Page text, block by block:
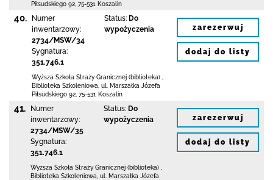
Piłsudskiego 92 75-531 Koszalin
40.
Numer
inwentarzowy:
2734/MSW/34
Sygnatura:
351.746.1
Status: Do
wypożyczenia
Wyższa Szkoła Straży Granicznej (biblioteka)
Biblioteka Szkoleniowa, ul. Marszałka Józefa
Piłsudskiego 92 75-531 Koszalin
zarezerwuj
dodaj do listy
41.
Numer
inwentarzowy:
2734/MSW/35
Sygnatura:
351.746.1
Status: Do
wypożyczenia
Wyższa Szkoła Straży Granicznej (biblioteka)
Biblioteka Szkoleniowa, ul. Marszałka Józefa
zarezerwuj
dodaj do listy